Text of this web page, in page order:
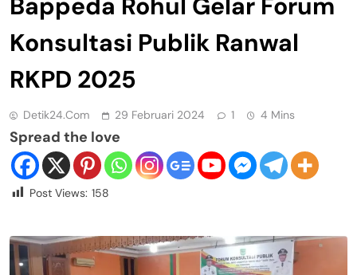
Bappeda Rohul Gelar Forum
Konsultasi Publik Ranwal
RKPD 2025
Detik24.com 29 Februari 2024 1 4 Mins
Spread the love
Post Views: 158